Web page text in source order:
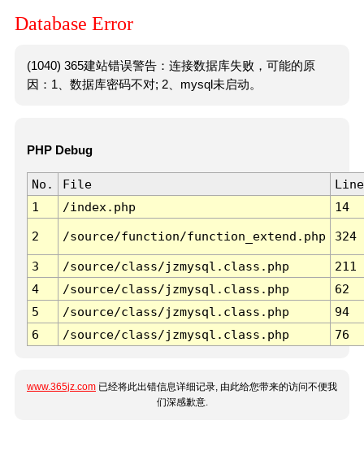
Database Error
(1040) 365建站错误警告：连接数据库失败，可能的原
因：1、数据库密码不对; 2、mysql未启动。
PHP Debug
No. File
Line
1
/index.php 14
2 /source/function/function_extend.php 324
3 /source/class/jzmysql.class.php
211
4
/source/class/jzmysql.class.php
62
5
/source/class/jzmysql.class.php
94
6
/source/class/jzmysql.class.php 76
www.365jz.com 已经将此出错信息详细记录, 由此给您带来的访问不便我
们深感歉意.